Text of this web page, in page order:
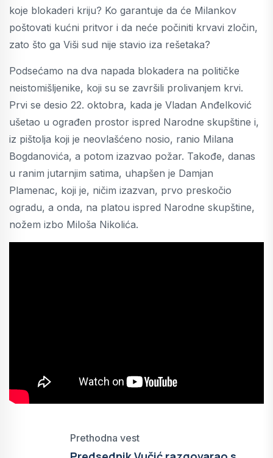
koje blokaderi kriju? Ko garantuje da će Milankov
poštovati kućni pritvor i da neće počiniti krvavi zločin,
zato što ga Viši sud nije stavio iza rešetaka?
Podsećamo na dva napada blokadera na političke
neistomišljenike, koji su se završili prolivanjem krvi.
Prvi se desio 22. oktobra, kada je Vladan Anđelković
ušetao u ograđen prostor ispred Narodne skupštine i,
iz pištolja koji je neovlašćeno nosio, ranio Milana
Bogdanovića, a potom izazvao požar. Takođe, danas
u ranim jutarnjim satima, uhapšen je Damjan
Plamenac, koji je, ničim izazvan, prvo preskočio
ogradu, a onda, na platou ispred Narodne skupštine,
nožem izbo Miloša Nikolića.
Prethodna vest